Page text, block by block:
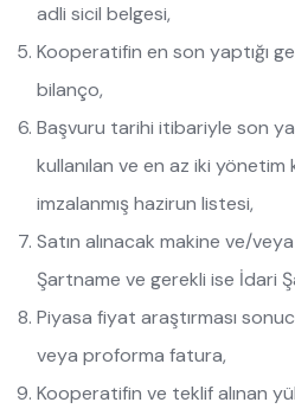
adli sicil belgesi,
Kooperatifin en son yaptığı
bilanço,
Başvuru tarihi itibariyle son
kullanılan ve en az iki
imzalanmış hazirun listesi,
Satın alınacak makine ve/
Şartname ve gerekli ise İdari
Piyasa fiyat araştırması
veya proforma fatura,
Kooperatifin ve teklif alınan